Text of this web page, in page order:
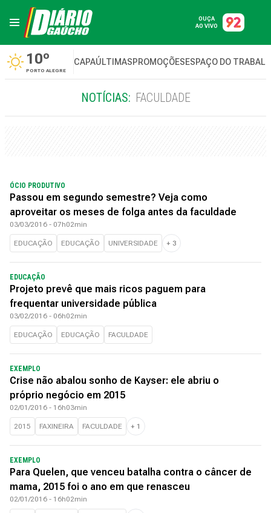
OUÇA
AO VIVO
10º
PORTO ALEGRE
CAPAÚLTIMASPROMOÇÕESESPAÇO DO
NOTÍCIAS: FACULDADE
ÓCIO PRODUTIVO
Passou em segundo semestre? Veja como
aproveitar os meses de folga antes da faculdade
03/03/2016 - 07h02min
EDUCAÇÃO EDUCAÇÃO UNIVERSIDADE + 3
EDUCAÇÃO
Projeto prevê que mais ricos paguem para
frequentar universidade pública
03/02/2016 - 06h02min
EDUCAÇÃO EDUCAÇÃO FACULDADE
EXEMPLO
Crise não abalou sonho de Kayser: ele abriu o
próprio negócio em 2015
02/01/2016 - 16h03min
2015 FAXINEIRA FACULDADE + 1
EXEMPLO
Para Quelen, que venceu batalha contra o câncer de
mama, 2015 foi o ano em que renasceu
02/01/2016 - 16h02min